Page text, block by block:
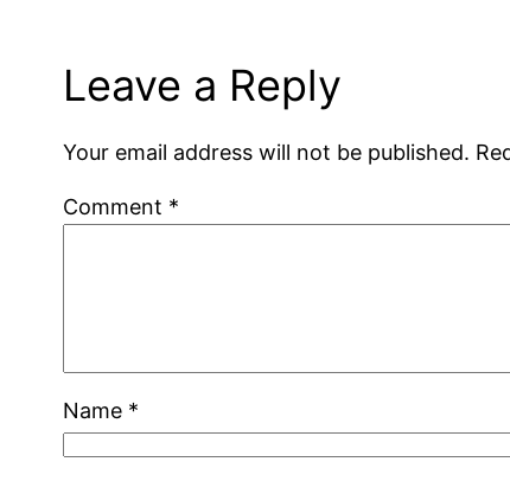
Leave a Reply
Your email address will not be published.
Comment *
Name *